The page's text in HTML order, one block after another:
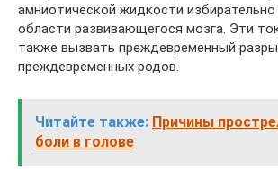
амниотической жидкости
области развивающегося мозга. Эти
также вызвать преждевременный
преждевременных родов.
Читайте также: Причины
боли в голове